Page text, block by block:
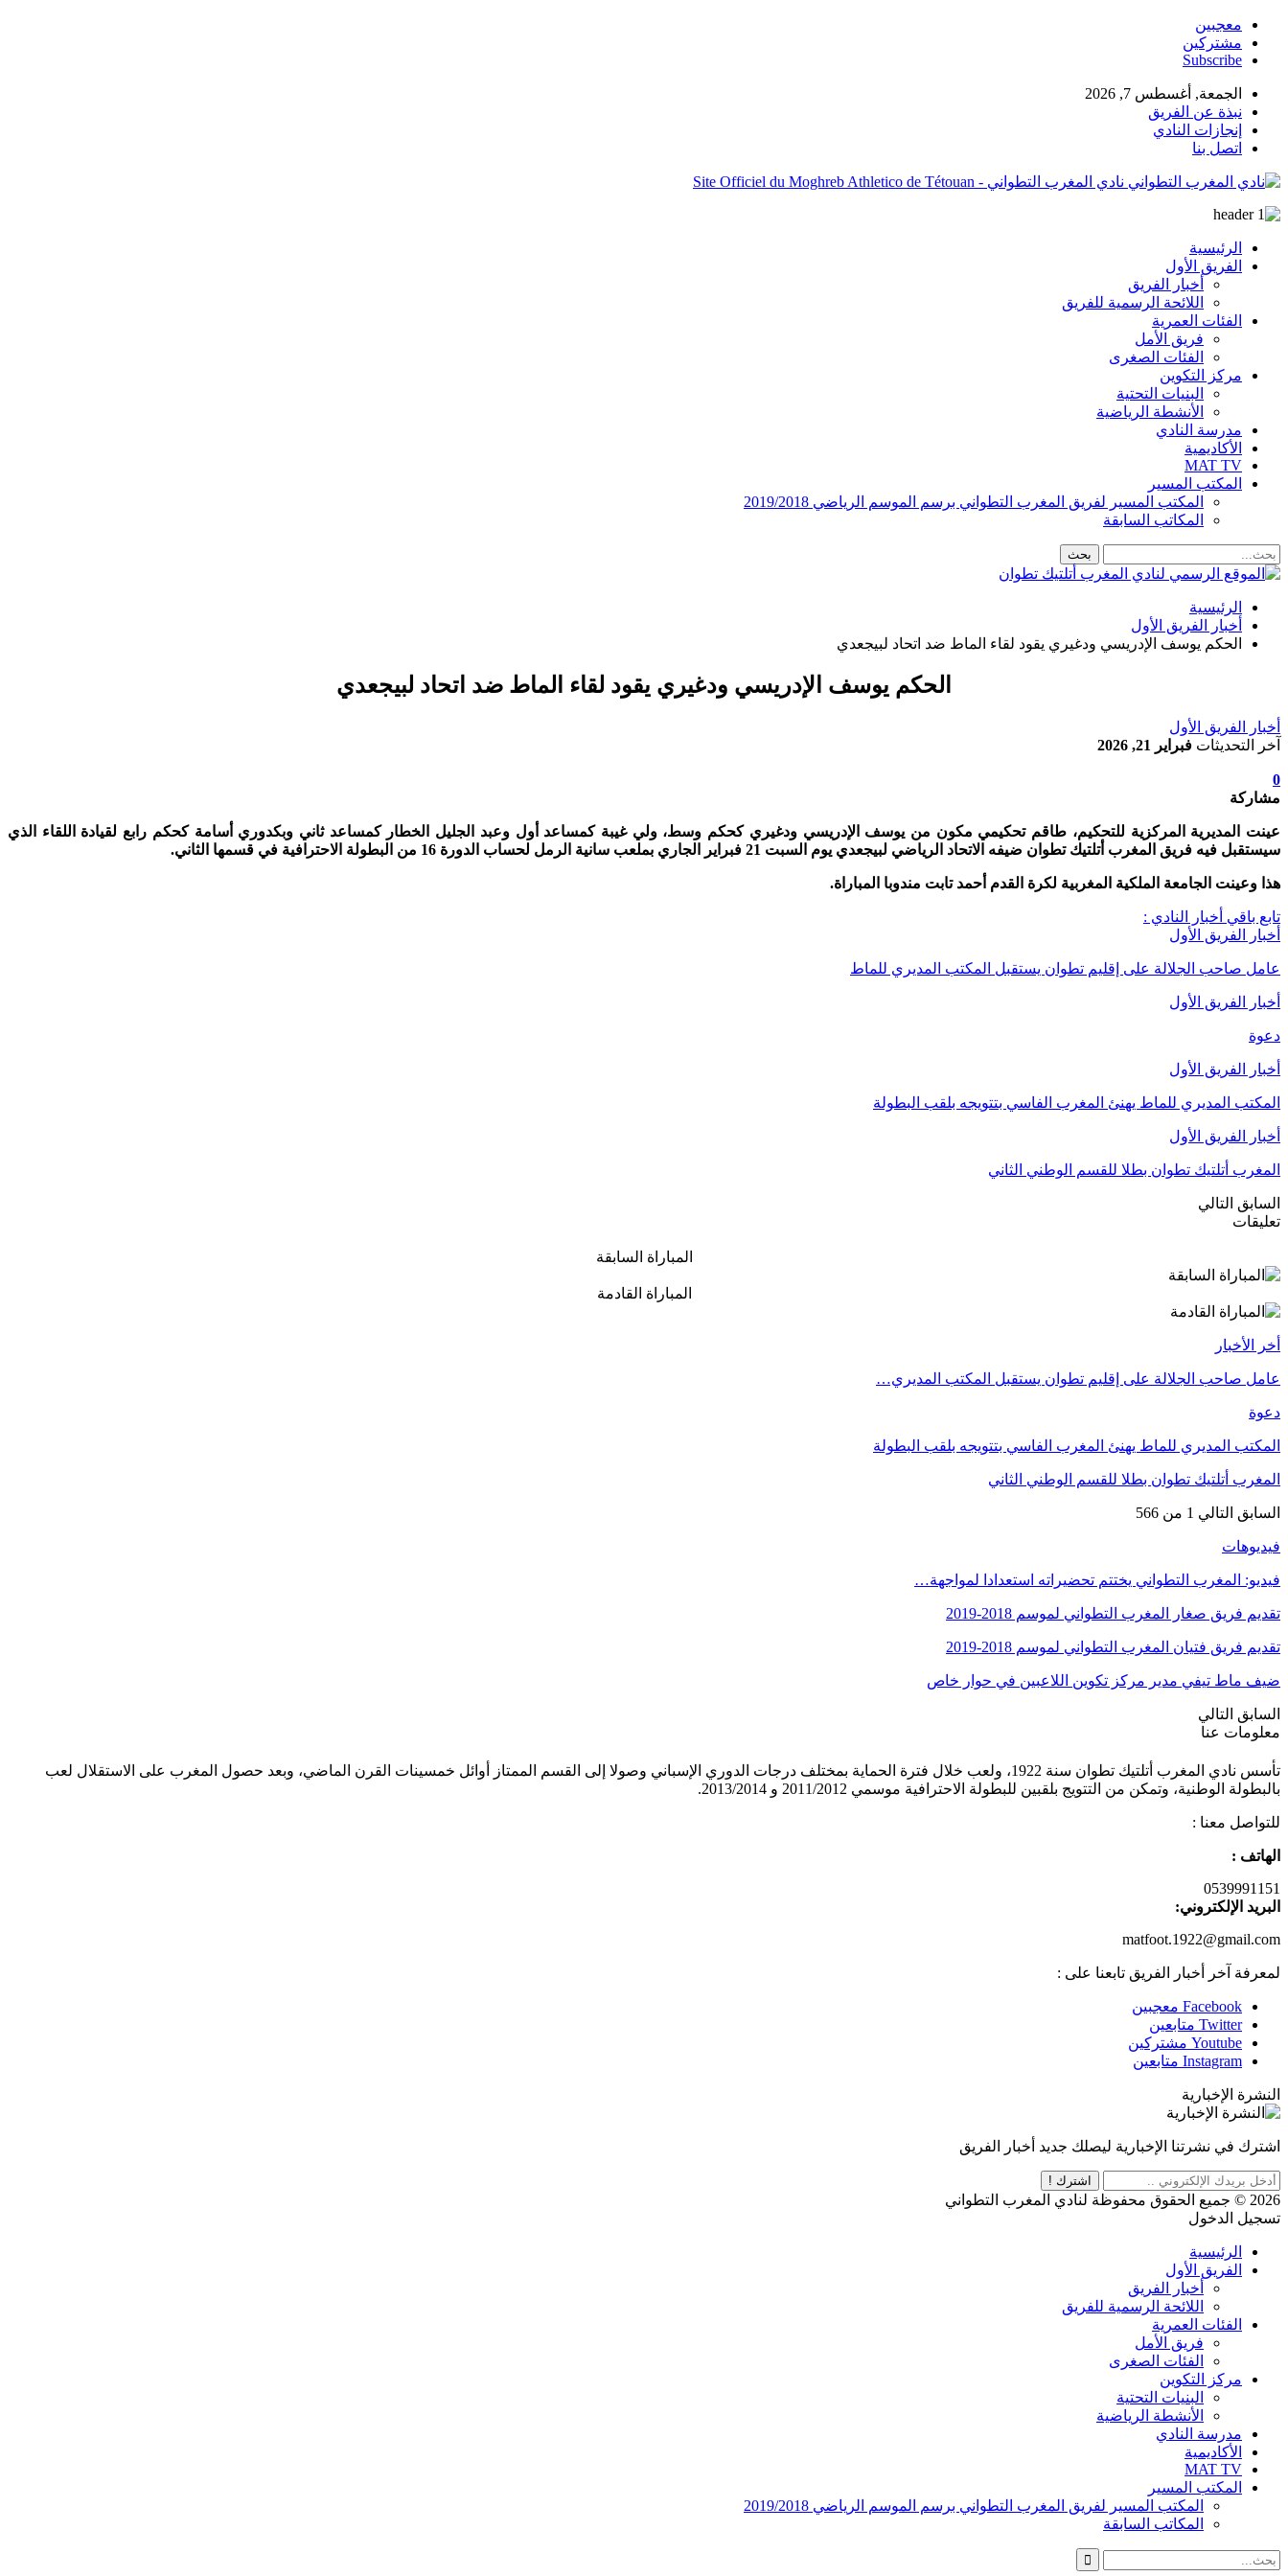
معجبين
مشتركين
Subscribe
الجمعة, أغسطس 7, 2026
نبذة عن الفريق
إنجازات النادي
اتصل بنا
نادي المغرب التطواني - Site Officiel du Moghreb Athletico de Tétouan
الرئيسية
الفريق الأول
أخبار الفريق
اللائحة الرسمية للفريق
الفئات العمرية
فريق الأمل
الفئات الصغرى
مركز التكوين
البنيات التحتية
الأنشطة الرياضية
مدرسة النادي
الأكاديمية
MAT TV
المكتب المسير
المكتب المسير لفريق المغرب التطواني برسم الموسم الرياضي 2019/2018
المكاتب السابقة
الرئيسية
أخبار الفريق الأول
الحكم يوسف الإدريسي ودغيري يقود لقاء الماط ضد اتحاد لبيجعدي
الحكم يوسف الإدريسي ودغيري يقود لقاء الماط ضد اتحاد لبيجعدي
أخبار الفريق الأول
آخر التحديثات فبراير 21, 2026
0
مشاركة
عينت
المديرية المركزية للتحكيم، طاقم تحكيمي مكون من يوسف الإدريسي ودغيري كحكم وسط، ولي غيبة كمساعد أول وعبد الجليل الخطار كمساعد ثاني وبكدوري أسامة كحكم رابع لقيادة اللقاء الذي
سيستقبل فيه فريق المغرب أتلتيك تطوان ضيفه الاتحاد الرياضي لبيجعدي يوم السبت 21 فبراير الجاري بملعب سانية الرمل لحساب الدورة 16 من البطولة الاحترافية في قسمها الثاني.
هذا وعينت الجامعة الملكية المغربية لكرة القدم أحمد تابت مندوبا المباراة.
تابع باقي أخبار النادي :
أخبار الفريق الأول
عامل صاحب الجلالة على إقليم تطوان يستقبل المكتب المديري للماط
أخبار الفريق الأول
دعوة
أخبار الفريق الأول
المكتب المديري للماط يهنئ المغرب الفاسي بتتويجه بلقب البطولة
أخبار الفريق الأول
المغرب أتلتيك تطوان بطلا للقسم الوطني الثاني
السابق التالي
تعليقات
المباراة السابقة
المباراة القادمة
أخر الأخبار
عامل صاحب الجلالة على إقليم تطوان يستقبل المكتب المديري…
دعوة
المكتب المديري للماط يهنئ المغرب الفاسي بتتويجه بلقب البطولة
المغرب أتلتيك تطوان بطلا للقسم الوطني الثاني
السابق التالي 1 من 566
فيديوهات
فيديو: المغرب التطواني يختتم تحضيراته استعدادا لمواجهة…
تقديم فريق صغار المغرب التطواني لموسم 2018-2019
تقديم فريق فتيان المغرب التطواني لموسم 2018-2019
ضيف ماط تيفي مدير مركز تكوين اللاعبين في حوار خاص
السابق التالي
معلومات عنا
تأسس نادي المغرب أتلتيك تطوان سنة 1922، ولعب خلال فترة الحماية بمختلف درجات الدوري الإسباني وصولا إلى القسم الممتاز أوائل خمسينات القرن الماضي، وبعد حصول المغرب على الاستقلال لعب
بالبطولة الوطنية، وتمكن من التتويج بلقبين للبطولة الاحترافية موسمي 2011/2012 و 2013/2014.
للتواصل معنا :
الهاتف :
0539991151
البريد الإلكتروني:
matfoot.1922@gmail.com
لمعرفة آخر أخبار الفريق تابعنا على :
Facebook معجبين
Twitter متابعين
Youtube مشتركين
Instagram متابعين
النشرة الإخبارية
اشترك في نشرتنا الإخبارية ليصلك جديد أخبار الفريق
اشترك !
2026 © جميع الحقوق محفوظة لنادي المغرب التطواني
تسجيل الدخول
الرئيسية
الفريق الأول
أخبار الفريق
اللائحة الرسمية للفريق
الفئات العمرية
فريق الأمل
الفئات الصغرى
مركز التكوين
البنيات التحتية
الأنشطة الرياضية
مدرسة النادي
الأكاديمية
MAT TV
المكتب المسير
المكتب المسير لفريق المغرب التطواني برسم الموسم الرياضي 2019/2018
المكاتب السابقة